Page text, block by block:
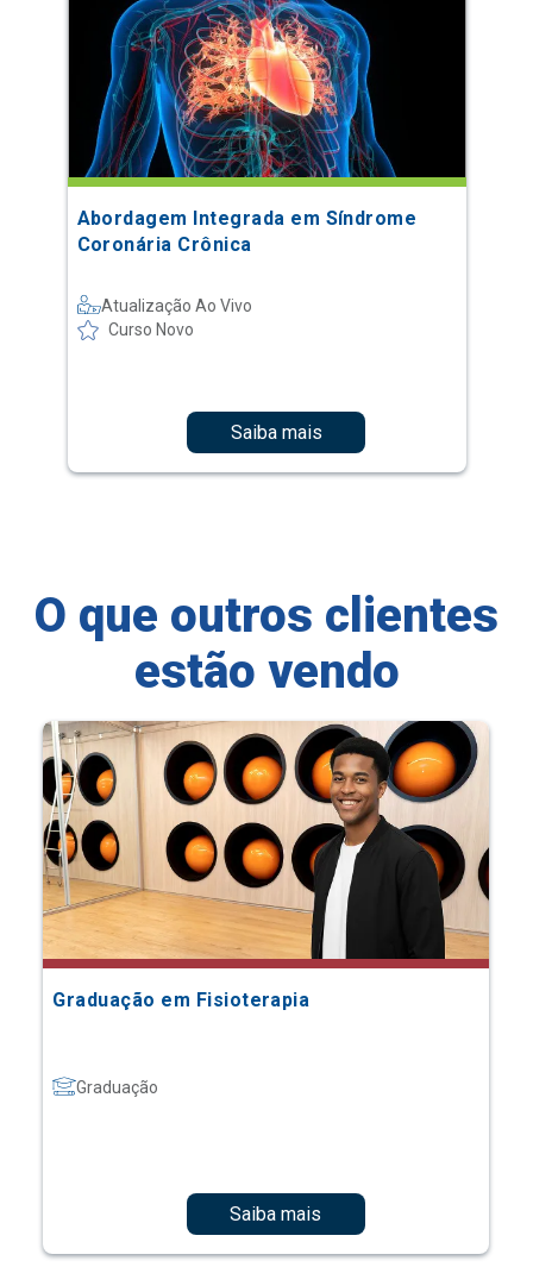
Abordagem Integrada em Síndrome
Coronária Crônica
Atualização Ao Vivo
Curso Novo
Saiba mais
O que outros clientes
estão vendo
Graduação em Fisioterapia
Graduação
Saiba mais